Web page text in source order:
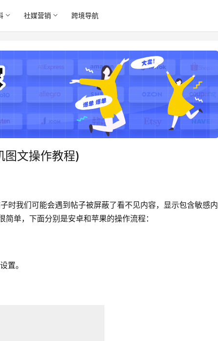
社媒营销 跨境导航
文操作教程)
时我们可能会遇到帖子被屏蔽了看不见内容，显示包含敏感内
单，下面分别是安卓和苹果的操作流程：
置。